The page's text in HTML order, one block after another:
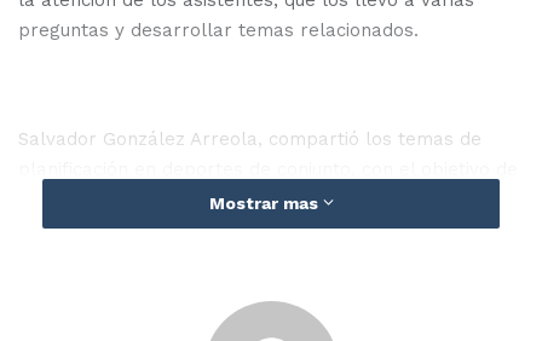
preguntas y desarrollar temas relacionados.
Salvador González Arreola, compartió los temas de
encontrar un modelo de preparación correcta para
cada equipo y disciplina, y que cada entrenador ponga
En representación de la directora del Instituto Municipal
Mostrar mas